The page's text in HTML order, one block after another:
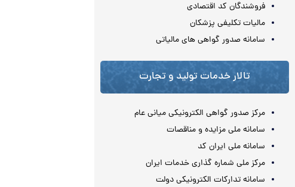
فروشندگان کد اقتصادی
مالیات تکلیفی پزشکان
سامانه صدور گواهی های مالیاتی
تالار خدمات تولید و تجارت
مرکز صدور گواهی الکترونیکی میانی عام
سامانه ملی مزایده و مناقصات
سامانه ملی ایران کد
مرکز ملی شماره گذاری خدمات ایران
سامانه تدارکات الکترونیکی دولت